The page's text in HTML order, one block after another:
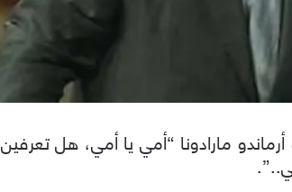
مارادونا “أمي يا أمي، هل تعرفين